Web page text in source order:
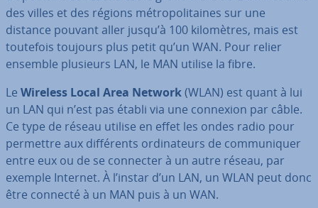
des villes et des régions mé­tro­po­li­taines sur une
distance pouvant aller jusqu’à 100 ki­lo­mètres, mais est
toutefois toujours plus petit qu’un WAN. Pour relier
ensemble plusieurs LAN, le MAN utilise la fibre.
Le Wireless Local Area Network(WLAN) est quant à lui
un LAN qui n’est pas établi via une connexion par câble.
Ce type de réseau utilise en effet les ondes radio pour
permettre aux dif­fé­rents or­di­na­teurs de com­mu­ni­quer
entre eux ou de se connecter à un autre réseau, par
exemple Internet. À l’instar d’un LAN, un WLAN peut donc
être connecté à un MAN puis à un WAN.